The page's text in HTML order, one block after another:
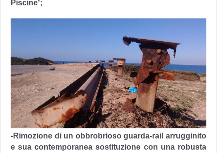
Piscine”;
-Rimozione di un obbrobrioso guarda-rail arrugginito
e sua contemporanea sostituzione con una robusta